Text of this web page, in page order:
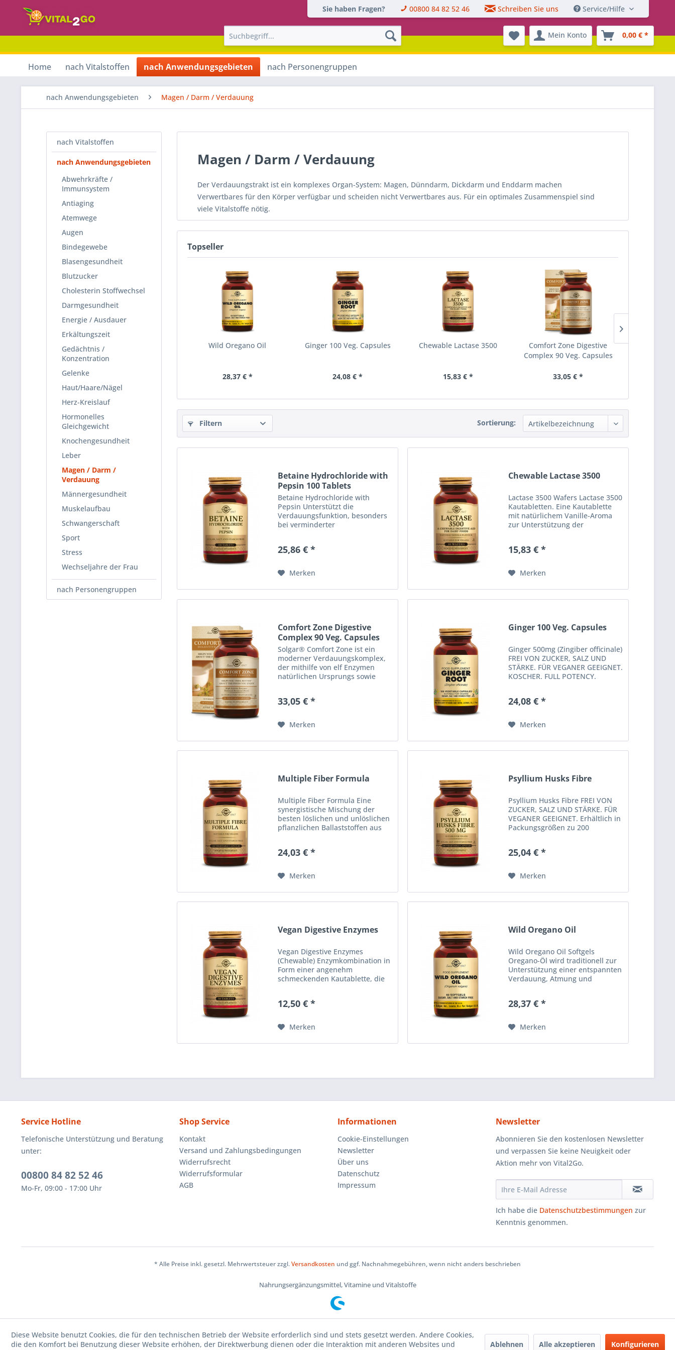
Sie haben Fragen? 00800 84 82 52 46 Schreiben Sie uns Service/Hilfe
Mein Konto 0,00 € *
Home nach Vitalstoffen nach Anwendungsgebieten nach Personengruppen
nach Anwendungsgebieten Magen / Darm / Verdauung
nach Vitalstoffen
nach Anwendungsgebieten
Abwehrkräfte /
Immunsystem
Antiaging
Atemwege
Augen
Bindegewebe
Blasengesundheit
Blutzucker
Cholesterin Stoffwechsel
Darmgesundheit
Energie / Ausdauer
Erkältungszeit
Gedächtnis /
Konzentration
Gelenke
Haut/Haare/Nägel
Herz-Kreislauf
Hormonelles
Gleichgewicht
Knochengesundheit
Leber
Magen / Darm /
Verdauung
Männergesundheit
Muskelaufbau
Schwangerschaft
Sport
Stress
Wechseljahre der Frau
nach Personengruppen
Magen / Darm / Verdauung
Der Verdauungstrakt ist ein komplexes Organ-System: Magen, Dünndarm, Dickdarm und Enddarm machen
Verwertbares für den Körper verfügbar und scheiden nicht Verwertbares aus. Für ein optimales Zusammenspiel sind
viele Vitalstoffe nötig.
Topseller
Wild Oregano Oil
28,37 € *
Ginger 100 Veg. Capsules
24,08 € *
Chewable Lactase 3500
15,83 € *
Comfort Zone Digestive
Complex 90 Veg. Capsules
33,05 € *
Filtern Sortierung:
Betaine Hydrochloride with
Pepsin 100 Tablets
Betaine Hydrochloride with
Pepsin Unterstützt die
Verdauungsfunktion, besonders
bei verminderter
VON ZUCKER, SALZ UND STÄRKE.
100 Tabletten...
25,86 € *
Merken
Chewable Lactase 3500
Lactase 3500 Wafers Lactase 3500
Kautabletten. Eine Kautablette
mit natürlichem Vanille-Aroma
zur Unterstützung der
STÄRKE. FÜR VEGETARIER
Packungsgrößen zu...
15,83 € *
Merken
Comfort Zone Digestive
Complex 90 Veg. Capsules
Solgar® Comfort Zone ist ein
moderner Verdauungskomplex,
der mithilfe von elf Enzymen
natürlichen Ursprungs sowie
unterstützt und damit das
fördert. Die...
33,05 € *
Merken
Ginger 100 Veg. Capsules
Ginger 500mg (Zingiber officinale)
FREI VON ZUCKER, SALZ UND
STÄRKE. FÜR VEGANER GEEIGNET.
KOSCHER. FULL POTENCY.
Verzehrempfehlung Als
Nahrungsergänzungsmittel für...
24,08 € *
Merken
Multiple Fiber Formula
Multiple Fiber Formula Eine
synergistische Mischung der
besten löslichen und unlöslichen
pflanzlichen Ballaststoffen aus
GEEIGNET. Erhältlich in
pflanzlichen...
24,03 € *
Merken
Psyllium Husks Fibre
Psyllium Husks Fibre FREI VON
ZUCKER, SALZ UND STÄRKE. FÜR
VEGANER GEEIGNET. Erhältlich in
Packungsgrößen zu 200
Nahrungsergänzungsmittel für
Kapseln täglich mit...
25,04 € *
Merken
Vegan Digestive Enzymes
Vegan Digestive Enzymes
(Chewable) Enzymkombination in
Form einer angenehm
schmeckenden Kautablette, die
aufspaltet. FREI VON ZUCKER,
GEEIGNET....
12,50 € *
Merken
Wild Oregano Oil
Wild Oregano Oil Softgels
Oregano-Öl wird traditionell zur
Unterstützung einer entspannten
Verdauung, Atmung und
Eigenschaften verwendet. FREI
Erhältlich in...
28,37 € *
Merken
Service Hotline
Telefonische Unterstützung und Beratung
unter:
00800 84 82 52 46
Mo-Fr, 09:00 - 17:00 Uhr
Shop Service
Kontakt
Versand und Zahlungsbedingungen
Widerrufsrecht
Widerrufsformular
AGB
Informationen
Cookie-Einstellungen
Newsletter
Über uns
Datenschutz
Impressum
Newsletter
Abonnieren Sie den kostenlosen Newsletter
und verpassen Sie keine Neuigkeit oder
Aktion mehr von Vital2Go.
Ich habe die Datenschutzbestimmungen zur
Kenntnis genommen.
* Alle Preise inkl. gesetzl. Mehrwertsteuer zzgl.Versandkosten und ggf. Nachnahmegebühren, wenn nicht anders beschrieben
Nahrungsergänzungsmittel, Vitamine und Vitalstoffe
Diese Website benutzt Cookies, die für den technischen Betrieb der Website erforderlich sind und stets gesetzt werden. Andere Cookies,
die den Komfort bei Benutzung dieser Website erhöhen, der Direktwerbung dienen oder die Interaktion mit anderen Websites und
Ablehnen Alle akzeptieren Konfigurieren